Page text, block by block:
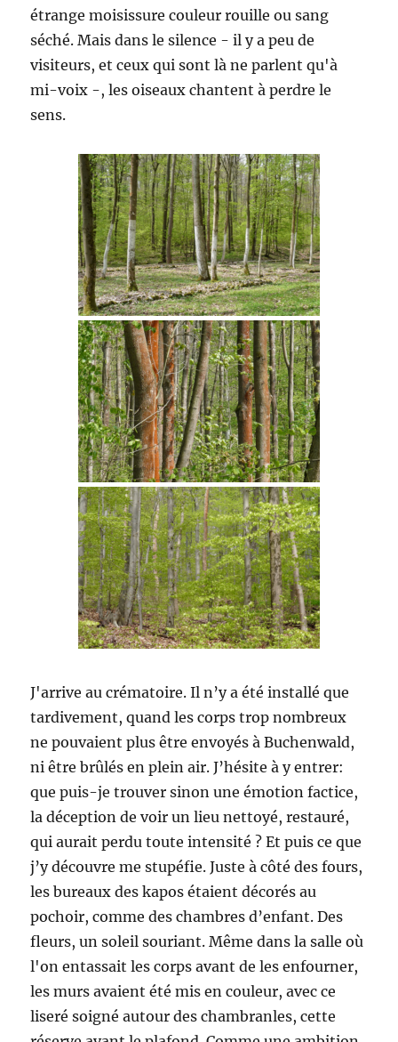
étrange moisissure couleur rouille ou sang
séché. Mais dans le silence - il y a peu de
visiteurs, et ceux qui sont là ne parlent qu'à
mi-voix -, les oiseaux chantent à perdre le
sens.
J'arrive au crématoire. Il n’y a été installé que
tardivement, quand les corps trop nombreux
ne pouvaient plus être envoyés à Buchenwald,
ni être brûlés en plein air. J’hésite à y entrer:
que puis-je trouver sinon une émotion factice,
la déception de voir un lieu nettoyé, restauré,
qui aurait perdu toute intensité ? Et puis ce que
j’y découvre me stupéfie. Juste à côté des fours,
les bureaux des kapos étaient décorés au
pochoir, comme des chambres d’enfant. Des
fleurs, un soleil souriant. Même dans la salle où
l'on entassait les corps avant de les enfourner,
les murs avaient été mis en couleur, avec ce
liseré soigné autour des chambranles, cette